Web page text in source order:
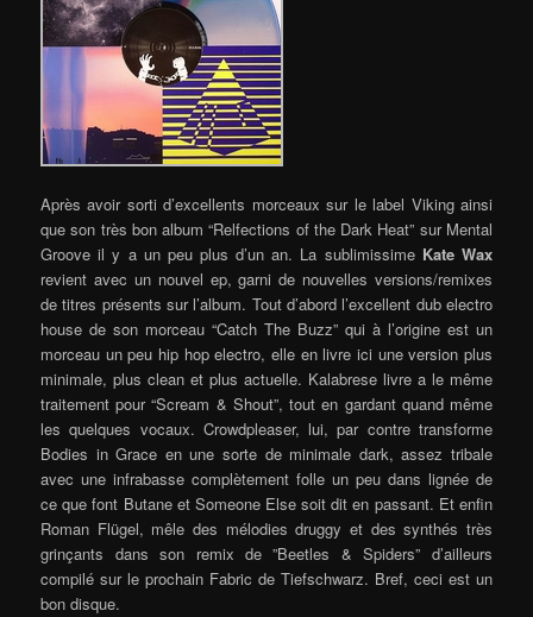
Après avoir sorti d’excellents morceaux sur le label Viking ainsi
que son très bon album “Relfections of the Dark Heat” sur Mental
Groove il y a un peu plus d’un an. La sublimissime Kate Wax
revient avec un nouvel ep, garni de nouvelles versions/remixes
de titres présents sur l’album. Tout d’abord l’excellent dub electro
house de son morceau “Catch The Buzz” qui à l’origine est un
morceau un peu hip hop electro, elle en livre ici une version plus
minimale, plus clean et plus actuelle. Kalabrese livre a le même
traitement pour “Scream & Shout”, tout en gardant quand même
les quelques vocaux. Crowdpleaser, lui, par contre transforme
Bodies in Grace en une sorte de minimale dark, assez tribale
avec une infrabasse complètement folle un peu dans lignée de
ce que font Butane et Someone Else soit dit en passant. Et enfin
Roman Flügel, mêle des mélodies druggy et des synthés très
grinçants dans son remix de ”Beetles & Spiders” d’ailleurs
compilé sur le prochain Fabric de Tiefschwarz. Bref, ceci est un
bon disque.